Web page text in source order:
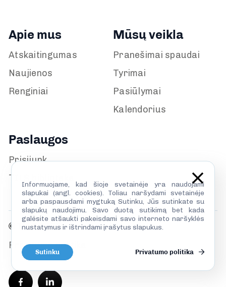
Apie mus
Atskaitingumas
Naujienos
Renginiai
Mūsų veikla
Pranešimai spaudai
Tyrimai
Pasiūlymai
Kalendorius
Paslaugos
Prisijunk
TILS biblioteka
© TILS 2026
Privatumo politika
Informuojame, kad šioje svetainėje yra naudojami
slapukai (angl. cookies). Toliau naršydami svetainėje
arba paspausdami mygtuką Sutinku, Jūs sutinkate su
slapukų naudojimu. Savo duotą sutikimą bet kada
galėsite atšaukti pakeisdami savo interneto naršyklės
nustatymus ir ištrindami įrašytus slapukus.
Sutinku Privatumo politika